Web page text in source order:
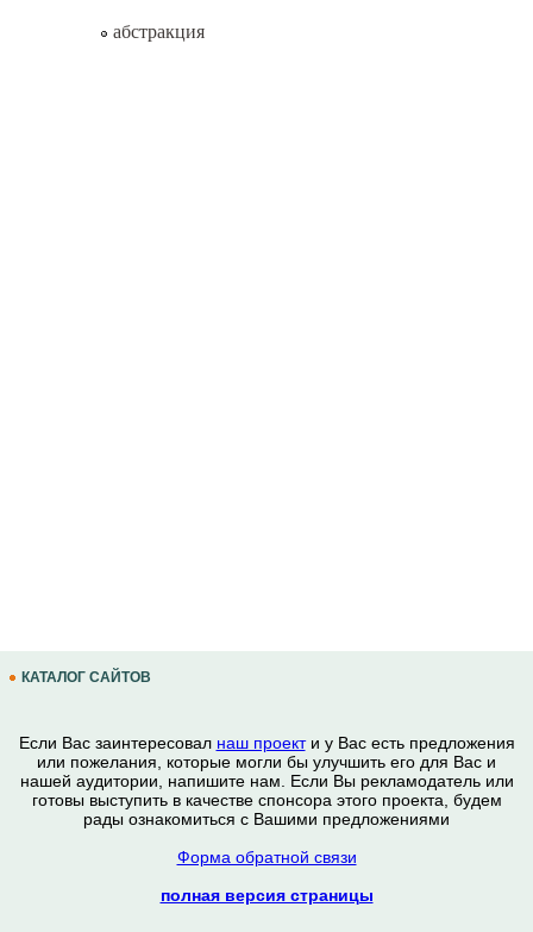
абстракция
КАТАЛОГ САЙТОВ
Если Вас заинтересовал наш проекти у Вас есть предложения
или пожелания, которые могли бы улучшить его для Вас и
нашей аудитории, напишите нам. Если Вы рекламодатель или
готовы выступить в качестве спонсора этого проекта, будем
рады ознакомиться с Вашими предложениями
Форма обратной связи
полная версия страницы